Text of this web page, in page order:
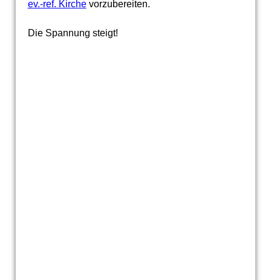
ev.-ref. Kirchevorzubereiten.
Die Spannung steigt!